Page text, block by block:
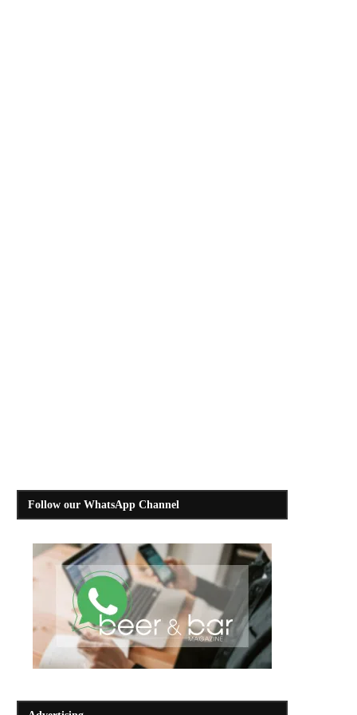
Follow our WhatsApp Channel